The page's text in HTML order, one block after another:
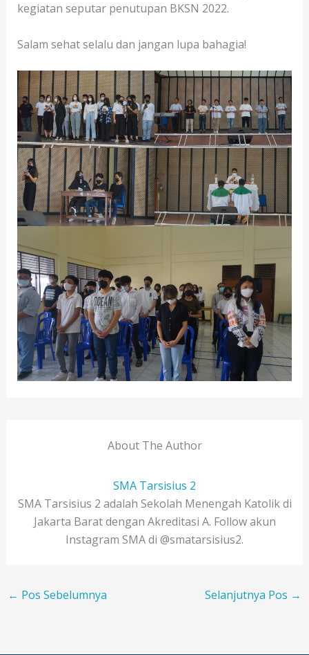
kegiatan seputar penutupan BKSN 2022.
Salam sehat selalu dan jangan lupa bahagia!
About The Author
SMA Tarsisius 2
SMA Tarsisius 2 adalah Sekolah Menengah Katolik di
Jakarta Barat dengan Akreditasi A. Follow akun
Instagram SMA di @smatarsisius2.
← Pos Sebelumnya Selanjutnya Pos →